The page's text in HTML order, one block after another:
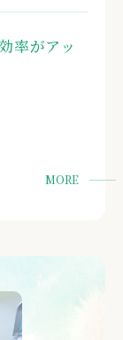
率がアッ
MORE